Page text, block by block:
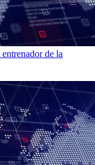
de la